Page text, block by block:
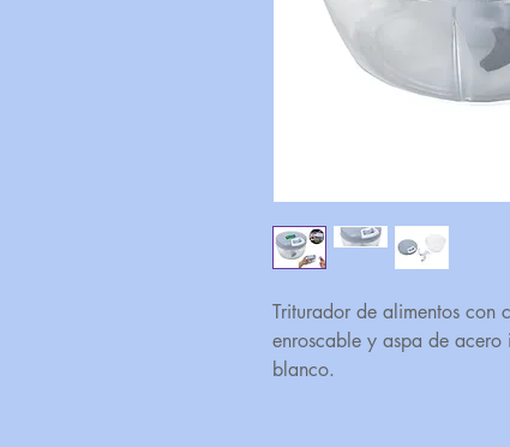
Triturador de alimentos con
enroscable y aspa de
blanco.